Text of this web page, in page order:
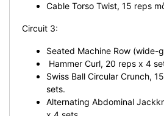
Cable Torso Twist, 15 reps
Circuit 3:
Seated Machine Row (wide-
Hammer Curl, 20 reps x 4
Swiss Ball Circular Crunch,
sets.
Alternating Abdominal